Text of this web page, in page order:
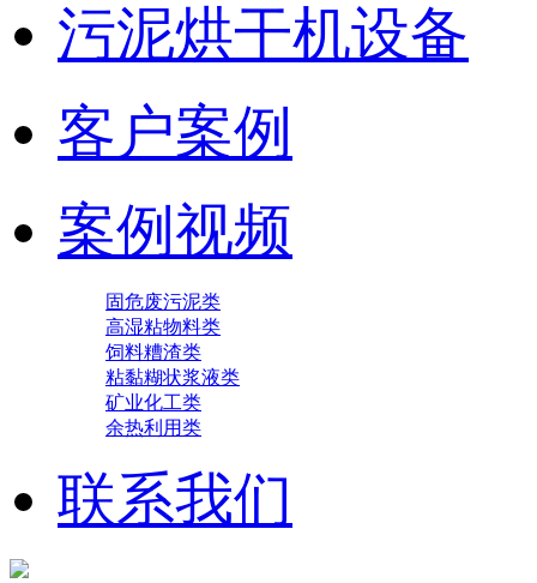
污泥烘干机设备
客户案例
案例视频
固危废污泥类
高湿粘物料类
饲料糟渣类
粘黏糊状浆液类
矿业化工类
余热利用类
联系我们